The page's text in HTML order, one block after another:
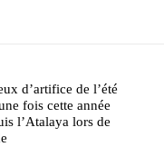
d’artifice de l’été
fois cette année
l’Atalaya lors de